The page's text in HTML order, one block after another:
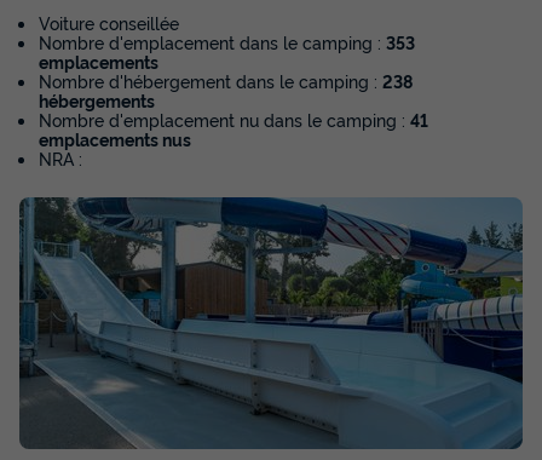
du29/09/2026au 06/10/2026
Meilleur prix pour 7 nuits
Modifier les dates
409 €
Voir les disponibilités
Voiture conseillée
Nombre d'emplacement dans le camping : 353
emplacements
Nombre d'hébergement dans le camping : 238
hébergements
Nombre d'emplacement nu dans le camping : 41
emplacements nus
NRA :
Voir la carte